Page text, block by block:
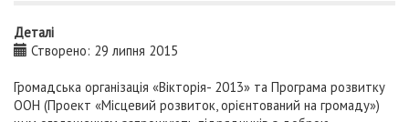
Деталі
Створено: 29 липня 2015
Громадська організація «Вікторія- 2013» та Програма розвитку
ООН (Проект «Місцевий розвиток, орієнтований на громаду»)